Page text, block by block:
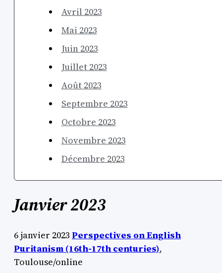
Avril 2023
Mai 2023
Juin 2023
Juillet 2023
Août 2023
Septembre 2023
Octobre 2023
Novembre 2023
Décembre 2023
Janvier 2023
6 janvier 2023 Perspectives on English
Puritanism (16th-17th centuries),
Toulouse/online